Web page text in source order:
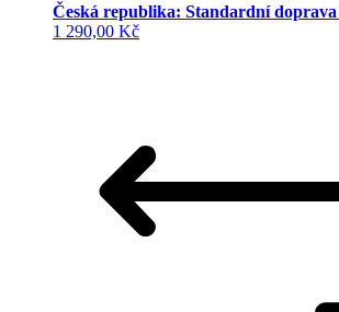
Česká republika: Standardní
1 290,00 Kč